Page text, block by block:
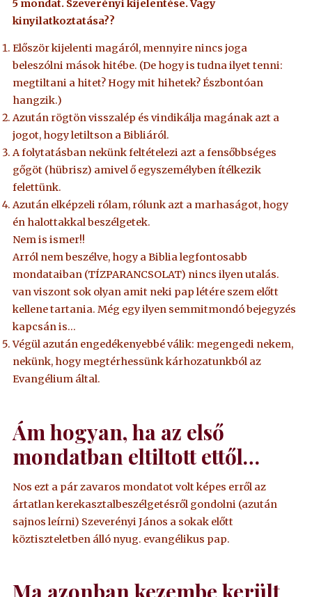
5 mondat. Szeverényi kijelentése. Vagy
kinyilatkoztatása??
Először kijelenti magáról, mennyire nincs joga
beleszólni mások hitébe. (De hogy is tudna ilyet tenni:
megtiltani a hitet? Hogy mit hihetek? Észbontóan
hangzik.)
Azután rögtön visszalép és vindikálja magának azt a
jogot, hogy letiltson a Bibliáról.
A folytatásban nekünk feltételezi azt a fensőbbséges
gőgöt (hübrisz) amivel ő egyszemélyben ítélkezik
felettünk.
Azután elképzeli rólam, rólunk azt a marhaságot, hogy
én halottakkal beszélgetek.
Nem is ismer!!
Arról nem beszélve, hogy a Biblia legfontosabb
mondataiban (TÍZPARANCSOLAT) nincs ilyen utalás.
van viszont sok olyan amit neki pap létére szem előtt
kellene tartania. Még egy ilyen semmitmondó bejegyzés
kapcsán is…
Végül azután engedékenyebbé válik: megengedi nekem,
nekünk, hogy megtérhessünk kárhozatunkból az
Evangélium által.
Ám hogyan, ha az első
mondatban eltiltott ettől…
Nos ezt a pár zavaros mondatot volt képes erről az
ártatlan kerekasztalbeszélgetésről gondolni (azután
sajnos leírni) Szeverényi János a sokak előtt
köztiszteletben álló nyug. evangélikus pap.
Ma azonban kezembe került